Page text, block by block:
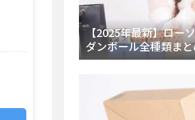
【2025年最新】ロー
ダンボール全種類ま
便・ゆうパック対応